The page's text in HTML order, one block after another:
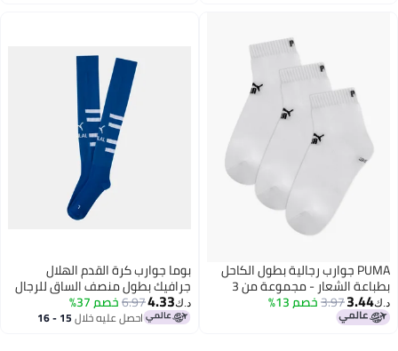
PUMA جوارب رجالية بطول الكاحل
بطباعة الشعار - مجموعة من 3
د.ك‏3.44
3.97خصم 13%
3
بوما جوارب كرة القدم الهلال
جرافيك بطول منصف الساق للرجال
د.ك‏4.33
6.97خصم 37%
احصل عليه خلال 15 - 16